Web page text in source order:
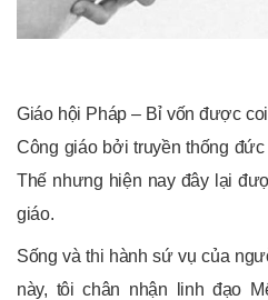
Giáo hội Pháp – Bỉ vốn được
Công giáo bởi truyền thống
Thế nhưng hiện nay đây lại
giáo.
Sống và thi hành sứ vụ của
này, tôi chân nhận linh đạo